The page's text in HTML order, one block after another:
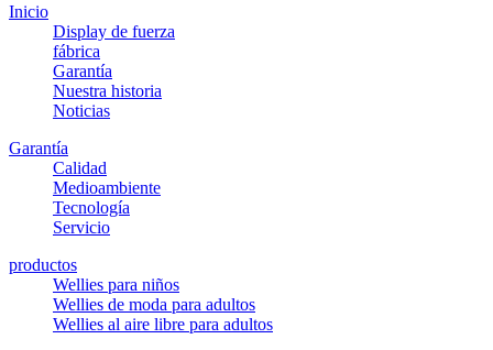
Inicio
Display de fuerza
fábrica
Garantía
Nuestra historia
Noticias
Garantía
Calidad
Medioambiente
Tecnología
Servicio
productos
Wellies para niños
Wellies de moda para adultos
Wellies al aire libre para adultos